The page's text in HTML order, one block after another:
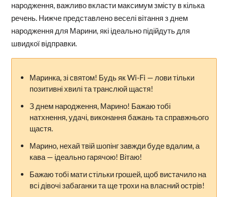
народження, важливо вкласти максимум змісту в кілька
речень. Нижче представлено веселі вітання з днем
народження для Марини, які ідеально підійдуть для
швидкої відправки.
Маринка, зі святом! Будь як Wi-Fi — лови тільки
позитивні хвилі та транслюй щастя!
З днем народження, Марино! Бажаю тобі
натхнення, удачі, виконання бажань та справжнього
щастя.
Марино, нехай твій шопінг завжди буде вдалим, а
кава — ідеально гарячою! Вітаю!
Бажаю тобі мати стільки грошей, щоб вистачило на
всі дівочі забаганки та ще трохи на власний острів!